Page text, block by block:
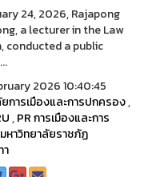
24, 2026, Rajapong
a lecturer in the Law
conducted a public
2026 10:40:45
การเมืองและการปกครอง,
,PR การเมืองและการ
หาวิทยาลัยราชภัฏ